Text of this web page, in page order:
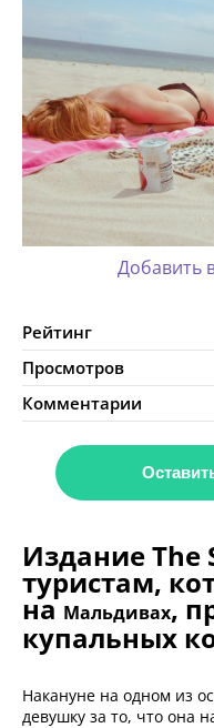
Добавить
Рейтинг
Просмотров
Комментарии
Издание The
туристам,
на Мальдивах,
купальных
Накануне на одном из
девушку за то, что она